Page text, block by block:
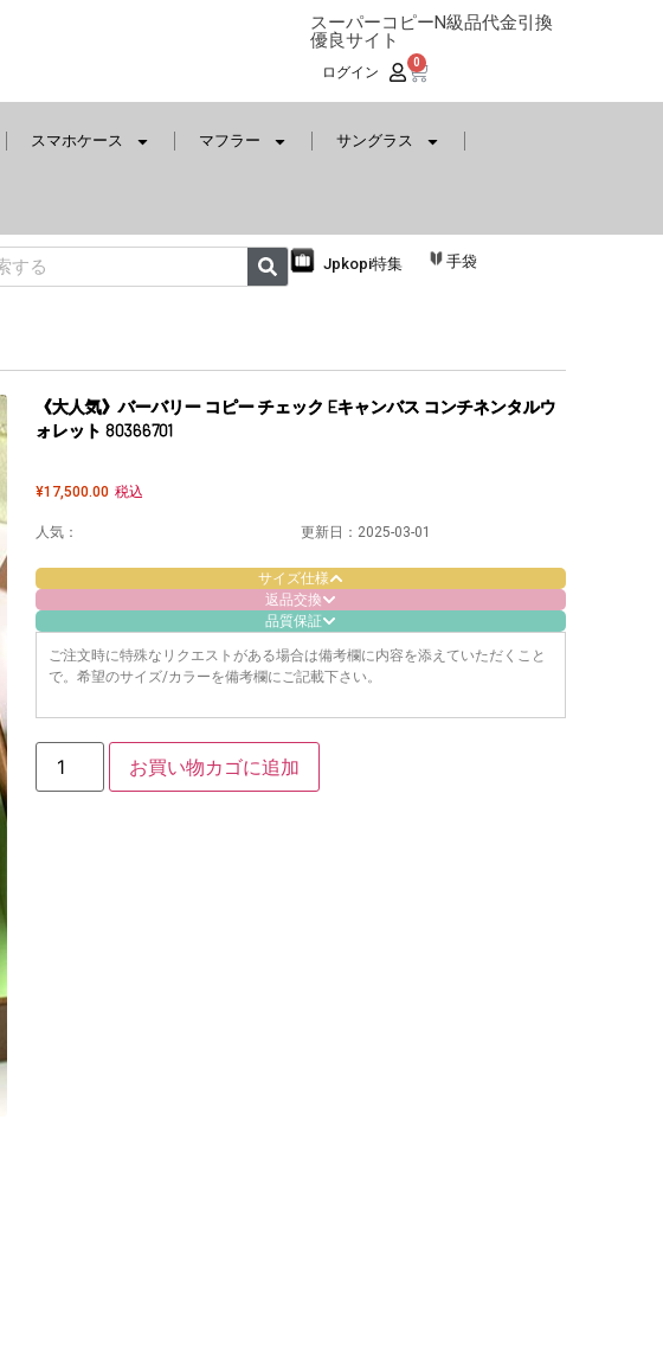
スーパーコピーN級品代金引換
優良サイト
ログイン
0
スマホケース マフラー サングラス
Jpkopi特集 手袋
《大人気》バーバリー コピー チェック Eキャンバス コンチネンタルウ
ォレット 80366701
¥17,500.00 税込
人気： 更新日： 2025-03-01
サイズ仕様
返品交換
品質保証
ご注文時に特殊なリクエストがある場合は備考欄に内容を添えていただくこと
で。希望のサイズ/カラーを備考欄にご記載下さい。
お買い物カゴに追加